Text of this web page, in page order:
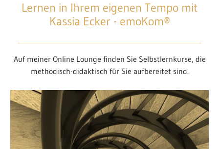
Lernen in Ihrem eigenen Tempo mit
Kassia Ecker - emoKom®
Auf meiner Online Lounge finden Sie Selbstlernkurse, die
methodisch-didaktisch für Sie aufbereitet sind.